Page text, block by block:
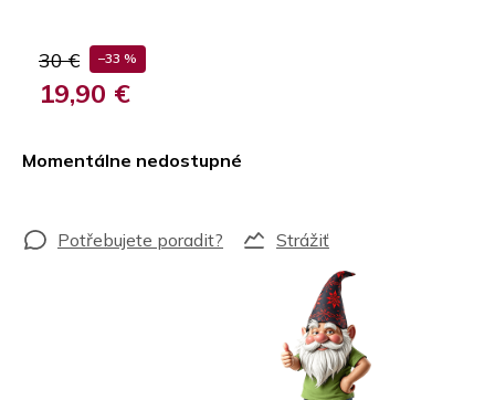
30 € –33 %
19,90 €
Momentálne nedostupné
Strážiť